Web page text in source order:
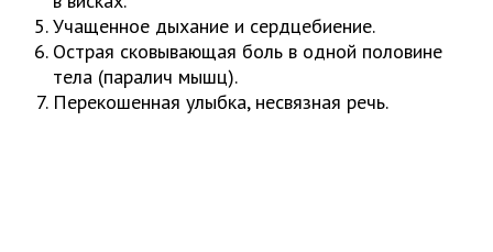
Учащенное дыхание и сердцебиение.
Острая сковывающая боль в одной половине
тела (паралич мышц).
Перекошенная улыбка, несвязная речь.